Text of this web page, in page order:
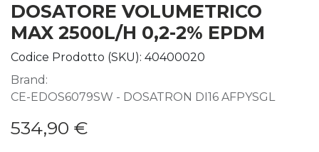
DOSATORE VOLUMETRICO
MAX 2500L/H 0,2-2% EPDM
Codice Prodotto (SKU): 40400020
Brand:
CE-EDOS6079SW - DOSATRON DI16 AFPYSGL
534,90 €